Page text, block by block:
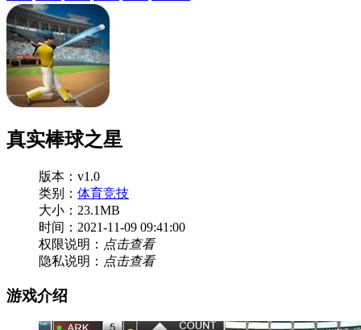
真实棒球之星
版本：v1.0
类别： 体育竞技
大小：23.1MB
时间：2021-11-09 09:41:00
权限说明： 点击查看
隐私说明： 点击查看
游戏介绍